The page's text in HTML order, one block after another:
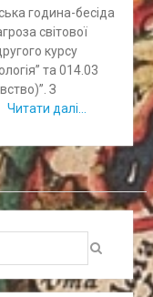
година-бесіда
світової
курсу
та 014.03
З
Читати далі…